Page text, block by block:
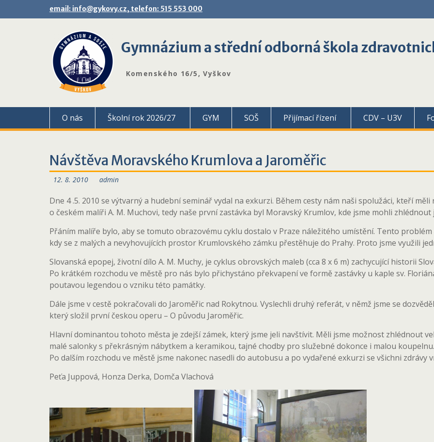
email: info@gykovy.cz, telefon: 515 553 000
Gymnázium a střední odborná škola
Komenského 16/5, Vyškov
O nás Školní rok 2026/27 GYM SOŠ Přijímací řízení CDV – U3V
Návštěva Moravského Krumlova a Jaroměřic
12. 8. 2010 admin
Dne 4 .5. 2010 se výtvarný a hudební seminář vydal na exkurzi. Během cesty nám naši spolužáci, kteří
o českém malíři A. M. Muchovi, tedy naše první zastávka byl Moravský Krumlov, kde jsme mohli zhlédnout
Přáním malíře bylo, aby se tomuto obrazovému cyklu dostalo v Praze náležitého umístění. Tento
kdy se z malých a nevyhovujících prostor Krumlovského zámku přestěhuje do Prahy. Proto jsme využili
Slovanská epopej, životní dílo A. M. Muchy, je cyklus obrovských maleb (cca 8 x 6 m) zachycující historii
Po krátkém rozchodu ve městě pro nás bylo přichystáno překvapení ve formě zastávky u kaple sv.
poutavou legendou o vzniku této památky.
Dále jsme v cestě pokračovali do Jaroměřic nad Rokytnou. Vyslechli druhý referát, v němž jsme se
který složil první českou operu – O původu Jaroměřic.
Hlavní dominantou tohoto města je zdejší zámek, který jsme jeli navštívit. Měli jsme možnost zhlédnout
malé salonky s překrásným nábytkem a keramikou, tajné chodby pro služebné dokonce i malou koupelnu.
Po dalším rozchodu ve městě jsme nakonec nasedli do autobusu a po vydařené exkurzi se všichni zdrávy
Peťa Juppová, Honza Derka, Domča Vlachová